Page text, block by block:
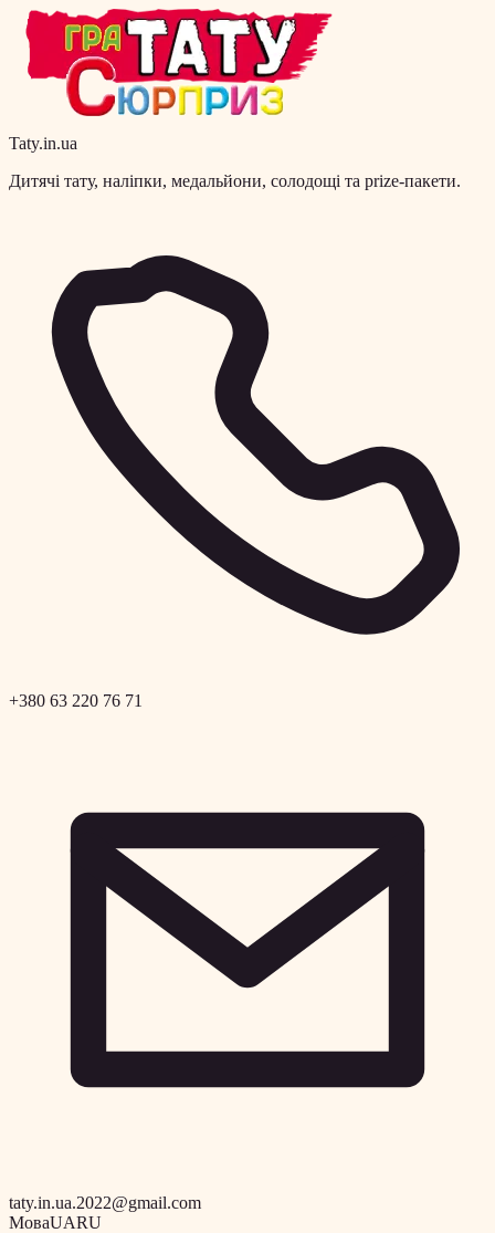
Taty.in.ua
Дитячі тату, наліпки, медальйони, солодощі та prize-пакети.
+380 63 220 76 71
taty.in.ua.2022@gmail.com
МоваUARU